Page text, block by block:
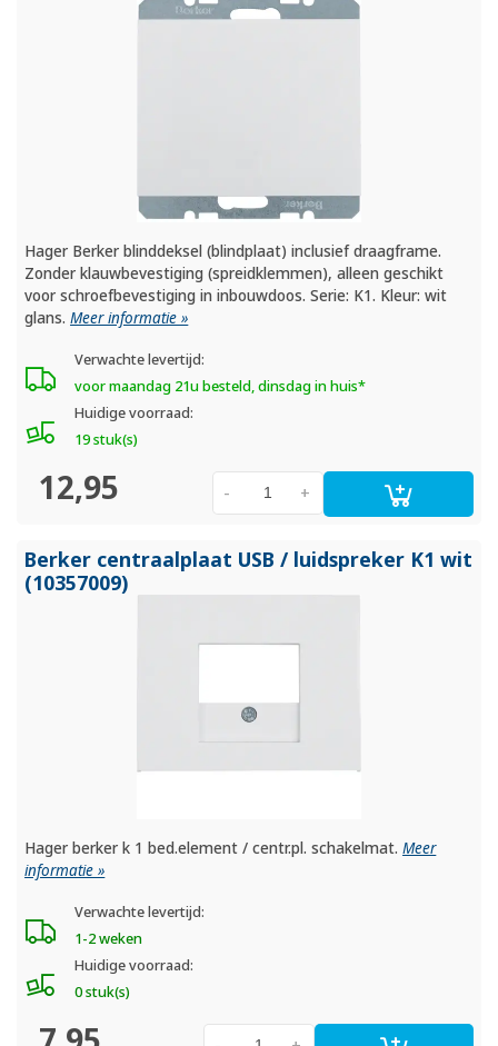
Hager Berker blinddeksel (blindplaat) inclusief draagframe.
Zonder klauwbevestiging (spreidklemmen), alleen geschikt
voor schroefbevestiging in inbouwdoos. Serie: K1. Kleur: wit
glans.Meer informatie »
Verwachte levertijd:
voor maandag 21u besteld, dinsdag in huis*
Huidige voorraad:
19 stuk(s)
12,95 +
-
Berker centraalplaat USB / luidspreker K1 wit
(10357009)
Hager berker k 1 bed.element / centr.pl. schakelmat.Meer
informatie »
Verwachte levertijd:
1-2 weken
Huidige voorraad:
0 stuk(s)